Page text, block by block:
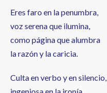
Eres faro en la penumbra,
voz serena que ilumina,
como página que alumbra
la razón y la caricia.
Culta en verbo y en silencio,